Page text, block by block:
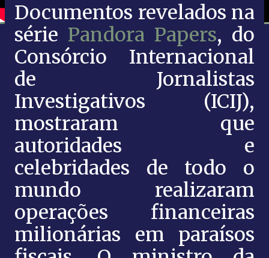
Documentos revelados na
série Pandora Papers, do
Consórcio Internacional
de Jornalistas
Investigativos (ICIJ),
mostraram que
autoridades e
celebridades de todo o
mundo realizaram
operações financeiras
milionárias em paraísos